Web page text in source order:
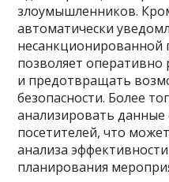
злоумышленников.
автоматически
несанкционированной
позволяет оперативно
и предотвращать
безопасности. Более
анализировать данные
посетителей, что
анализа
планирования